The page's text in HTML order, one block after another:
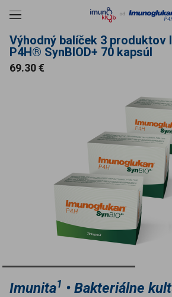
na obsah
Menu
Výhodný balíček 3 produktov
P4H® SynBIOD+ 70 kapsúl
Cena
69.30 €
Imunita1 • Bakteriálne